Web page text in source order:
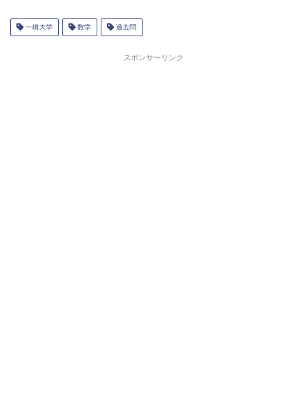
一橋大学 数学 過去問
スポンサーリンク